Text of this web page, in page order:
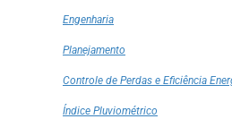
Engenharia
Planejamento
Controle de Perdas e Eficiência
Índice Pluviométrico